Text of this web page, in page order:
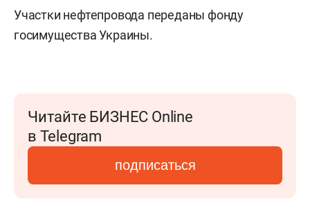
Участки нефтепровода переданы фонду
госимущества Украины.
Читайте БИЗНЕС Online
в Telegram
подписаться